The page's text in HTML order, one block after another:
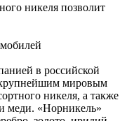
никеля позволит
в российской
крупнейшим мировым
никеля, а также
меди. «Норникель»